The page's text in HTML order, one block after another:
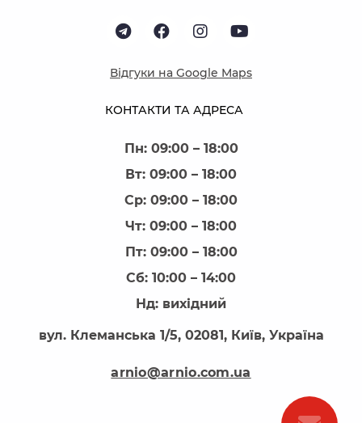
КОНТАКТИ ТА АДРЕСА
Пн: 09:00 – 18:00
Вт: 09:00 – 18:00
Ср: 09:00 – 18:00
Чт: 09:00 – 18:00
Пт: 09:00 – 18:00
Сб: 10:00 – 14:00
Нд: вихідний
вул. Клеманська 1/5, 02081, Київ, Україна
arnio@arnio.com.ua
Відгуки на Google Maps